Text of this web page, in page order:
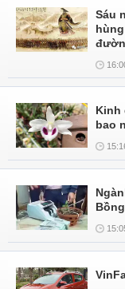
Sáu
Kinh
bao